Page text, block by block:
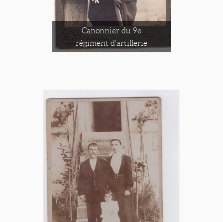
Canonnier du 9e
régiment d'artillerie